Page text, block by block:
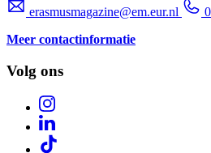
erasmusmagazine@em.eur.nl
Meer contactinformatie
Volg ons